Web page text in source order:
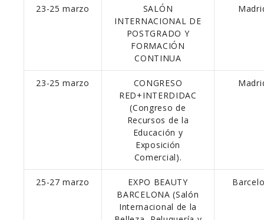
23-25 marzo
SALÓN
INTERNACIONAL DE
POSTGRADO Y
FORMACIÓN
CONTINUA
23-25 marzo
CONGRESO
RED+INTERDIDAC
(Congreso de
Recursos de la
Educación y
Exposición
Comercial).
25-27 marzo
EXPO BEAUTY
BARCELONA (Salón
Internacional de la